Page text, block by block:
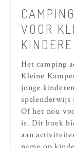
VOOR
Het camping
Kleine
jonge
spelenderwijs
Of het nou
is. Dit boek
aan